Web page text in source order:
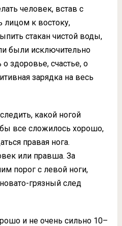
человек, встав с
лицом к востоку,
стакан чистой воды,
были исключительно
здоровье, счастье, о
зарядка на весь
какой ногой
все сложилось хорошо,
правая нога.
или правша. За
порог с левой ноги,
грязный след
и не очень сильно 10–